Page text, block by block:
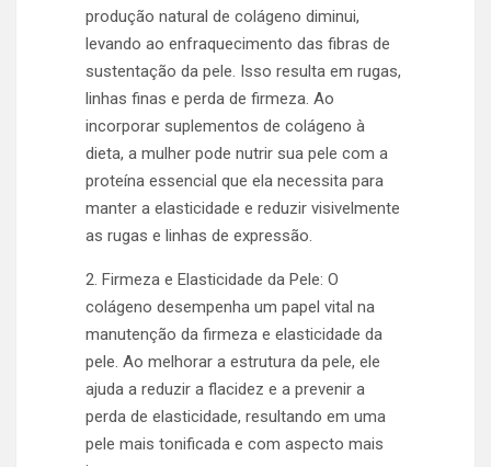
produção natural de colágeno diminui,
levando ao enfraquecimento das fibras de
sustentação da pele. Isso resulta em rugas,
linhas finas e perda de firmeza. Ao
incorporar suplementos de colágeno à
dieta, a mulher pode nutrir sua pele com a
proteína essencial que ela necessita para
manter a elasticidade e reduzir visivelmente
as rugas e linhas de expressão.
2. Firmeza e Elasticidade da Pele: O
colágeno desempenha um papel vital na
manutenção da firmeza e elasticidade da
pele. Ao melhorar a estrutura da pele, ele
ajuda a reduzir a flacidez e a prevenir a
perda de elasticidade, resultando em uma
pele mais tonificada e com aspecto mais